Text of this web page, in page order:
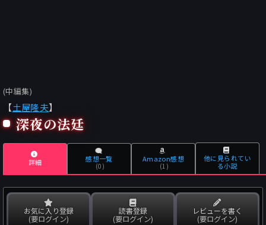
(中編集)
【土屋隆夫】
深夜の法廷
詳細 感想一覧
(0)
Amazon感想
(1)
他に見られてい
る小説
お気に入り登録
(要ログイン)
読書登録
(要ログイン)
レビューを書く
(要ログイン)